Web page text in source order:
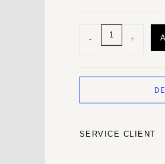
- +
SERVICE CLIENT